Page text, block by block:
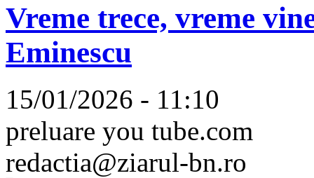
Vreme trece, vreme
Eminescu
15/01/2026 - 11:10
preluare you tube.com
redactia@ziarul-bn.ro